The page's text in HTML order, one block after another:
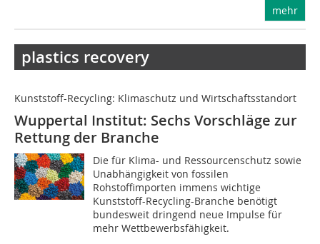
mehr
plastics recovery
Kunststoff-Recycling: Klimaschutz und Wirtschaftsstandort
Wuppertal Institut: Sechs Vorschläge zur
Rettung der Branche
Die für Klima- und Ressourcenschutz sowie
Unabhängigkeit von fossilen
Rohstoffimporten immens wichtige
Kunststoff-Recycling-Branche benötigt
bundesweit dringend neue Impulse für
mehr Wettbewerbsfähigkeit.